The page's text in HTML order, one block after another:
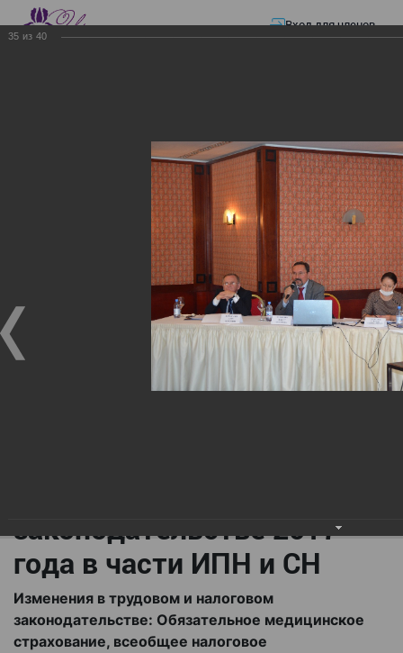
Вход для членов
Презентации—Изменения в трудовом и налоговом
законодательстве: Обязательное медицинское страхование, всеобщее
налоговое декларирование, изменения в налоговом законодательстве
2017 года в части ИПН и СН
Изменения в трудовом и
налоговом
законодательстве:
Обязательное
медицинское страхование,
законодательстве 2017
года в части ИПН и СН
Изменения в трудовом и налоговом
законодательстве: Обязательное медицинское
страхование, всеобщее налоговое
35 из 40